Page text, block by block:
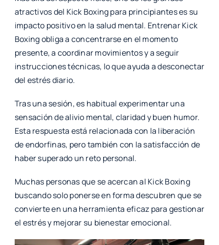
atractivos del Kick Boxing para principiantes es su
impacto positivo en la salud mental. Entrenar Kick
Boxing obliga a concentrarse en el momento
presente, a coordinar movimientos y a seguir
instrucciones técnicas, lo que ayuda a desconectar
del estrés diario.
Tras una sesión, es habitual experimentar una
sensación de alivio mental, claridad y buen humor.
Esta respuesta está relacionada con la liberación
de endorfinas, pero también con la satisfacción de
haber superado un reto personal.
Muchas personas que se acercan al Kick Boxing
buscando solo ponerse en forma descubren que se
convierte en una herramienta eficaz para gestionar
el estrés y mejorar su bienestar emocional.